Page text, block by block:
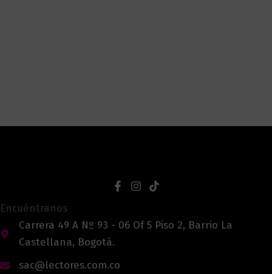
Encuéntranos
Carrera 49 A Nº 93 - 06 Of 5 Piso 2, Barrio La
Castellana, Bogotá.
sac@lectores.com.co